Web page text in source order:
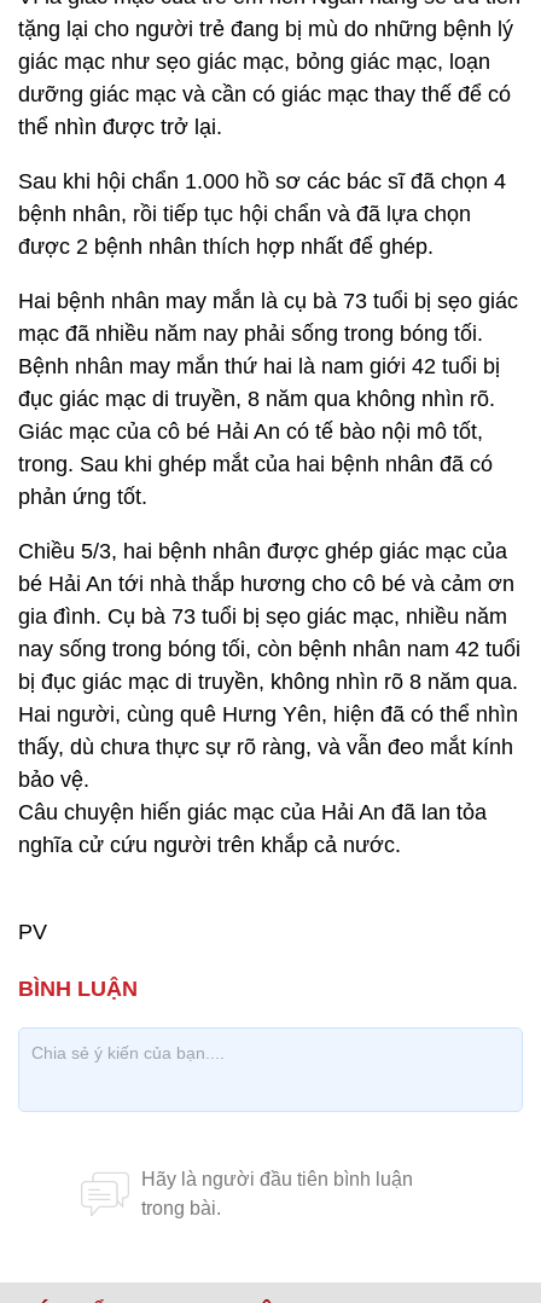
tặng lại cho người trẻ đang bị mù do những bệnh lý
giác mạc như sẹo giác mạc, bỏng giác mạc, loạn
dưỡng giác mạc và cần có giác mạc thay thế để có
thể nhìn được trở lại.
Sau khi hội chẩn 1.000 hồ sơ các bác sĩ đã chọn 4
bệnh nhân, rồi tiếp tục hội chẩn và đã lựa chọn
được 2 bệnh nhân thích hợp nhất để ghép.
Hai bệnh nhân may mắn là cụ bà 73 tuổi bị sẹo giác
mạc đã nhiều năm nay phải sống trong bóng tối.
Bệnh nhân may mắn thứ hai là nam giới 42 tuổi bị
đục giác mạc di truyền, 8 năm qua không nhìn rõ.
Giác mạc của cô bé Hải An có tế bào nội mô tốt,
trong. Sau khi ghép mắt của hai bệnh nhân đã có
phản ứng tốt.
Chiều 5/3, hai bệnh nhân được ghép giác mạc của
bé Hải An tới nhà thắp hương cho cô bé và cảm ơn
gia đình. Cụ bà 73 tuổi bị sẹo giác mạc, nhiều năm
nay sống trong bóng tối, còn bệnh nhân nam 42 tuổi
bị đục giác mạc di truyền, không nhìn rõ 8 năm qua.
Hai người, cùng quê Hưng Yên, hiện đã có thể nhìn
thấy, dù chưa thực sự rõ ràng, và vẫn đeo mắt kính
bảo vệ.
Câu chuyện hiến giác mạc của Hải An đã lan tỏa
nghĩa cử cứu người trên khắp cả nước.
PV